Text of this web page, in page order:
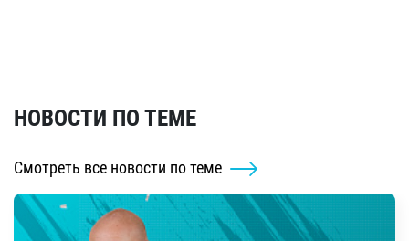
НОВОСТИ ПО ТЕМЕ
Смотреть все новости по теме